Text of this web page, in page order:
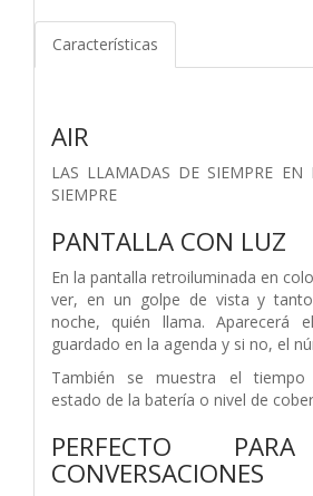
Características
AIR
LAS LLAMADAS DE SIEMPRE EN
SIEMPRE
PANTALLA CON LUZ
En la pantalla retroiluminada en
ver, en un golpe de vista y
noche, quién llama. Aparecerá
guardado en la agenda y si no, el
También se muestra el tiempo
estado de la batería o nivel de
PERFECTO
CONVERSACIONES